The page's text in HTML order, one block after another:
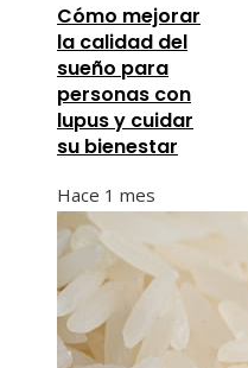
Cómo mejorar
la calidad del
sueño para
personas con
lupus y cuidar
su bienestar
Hace 1 mes